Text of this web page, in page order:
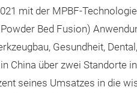
mit der MPBF-
Bed Fusion)
Gesundheit,
China über zwei Standorte
seines Umsatzes in die